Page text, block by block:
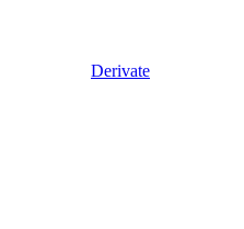
Derivate